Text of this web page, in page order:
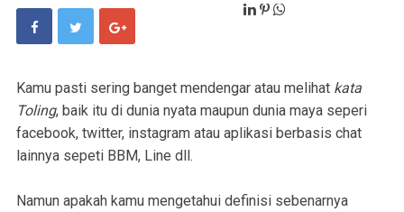
Kamu pasti sering banget mendengar atau melihat kata
Toling, baik itu di dunia nyata maupun dunia maya seperi
facebook, twitter, instagram atau aplikasi berbasis chat
lainnya sepeti BBM, Line dll.
Namun apakah kamu mengetahui definisi sebenarnya